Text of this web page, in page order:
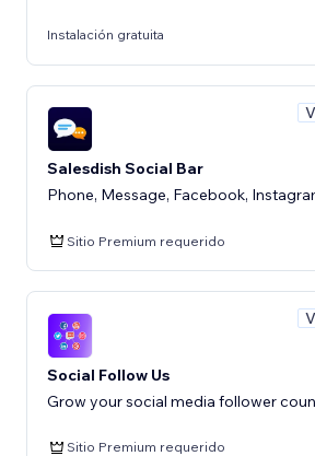
Instalación gratuita
Salesdish Social Bar
Phone, Message, Facebook,
Sitio Premium requerido
Social Follow Us
Grow your social media follower
Sitio Premium requerido